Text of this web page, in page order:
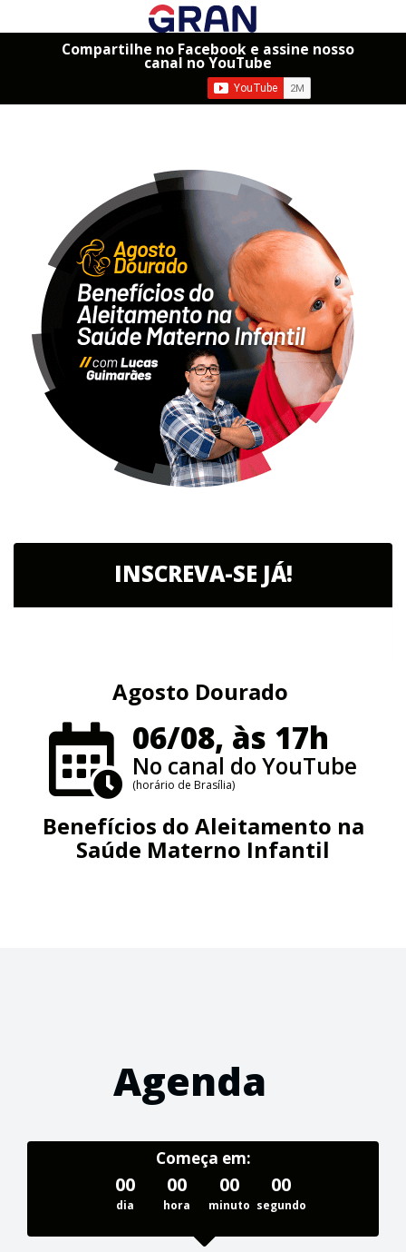
Compartilhe no Facebook e assine nosso
canal no YouTube
INSCREVA-SE JÁ!
Agosto Dourado
06/08, às 17h
No canal do YouTube
(horário de Brasília)
Benefícios do Aleitamento na
Saúde Materno Infantil
Agenda
Começa em:
00
dia
00
hora
00
minuto
00
segundo